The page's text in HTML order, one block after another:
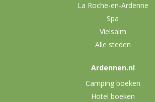
La Roche-en-Ardenne
Spa
Vielsalm
Alle steden
Ardennen.nl
Camping boeken
Hotel boeken